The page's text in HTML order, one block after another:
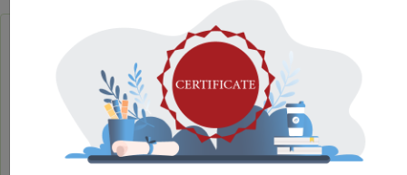
معادل انگلیسی مطلوبیت نهائی درآمد
علوم اقتصادی
مطلوبیت نهائی درآمد